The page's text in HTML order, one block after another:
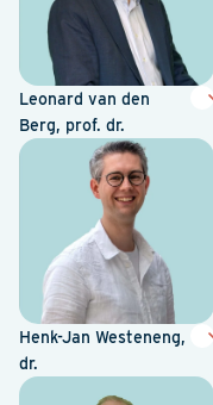
Leonard van den
Berg, prof. dr.
Henk-Jan Westeneng,
dr.